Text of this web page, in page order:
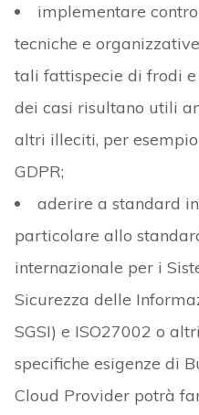
implementare
tecniche e
tali fattispecie di frodi
dei casi risultano utili
altri illeciti, per
GDPR;
aderire a standard
particolare allo
internazionale per i
Sicurezza delle
SGSI) e ISO27002 o
specifiche esigenze di
Cloud Provider potrà